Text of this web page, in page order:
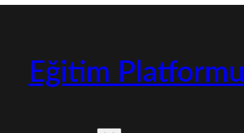
Eğitim Platformu